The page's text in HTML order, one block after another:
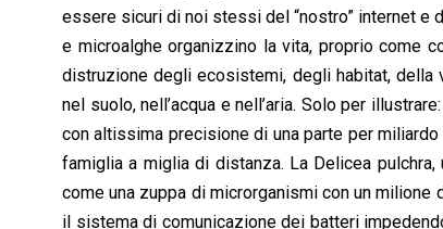
essere sicuri di noi stessi del “nostro” internet e
e microalghe organizzino la vita, proprio come
distruzione degli ecosistemi, degli habitat, della
nel suolo, nell’acqua e nell’aria. Solo per
con altissima precisione di una parte per
famiglia a miglia di distanza. La Delicea
come una zuppa di microrganismi con un
il sistema di comunicazione dei batteri